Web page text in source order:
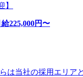
】
給225,000円〜
は当社の採用エリア